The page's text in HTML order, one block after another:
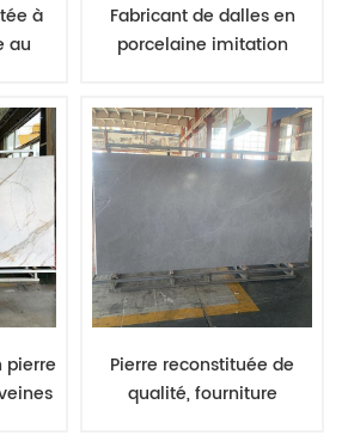
à
au
de
un
Fabricant de dalles en
porcelaine imitation
disponibles en 12 mm et
20 mm d'épaisseur.
pierre
Pierre reconstituée de
qualité, fourniture